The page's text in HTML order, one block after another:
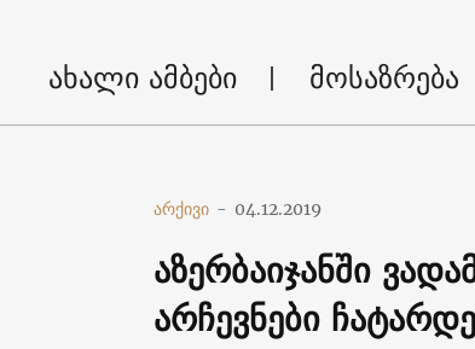
ახალი ამბები მოსაზრება
არქივი - 04.12.2019
აზერბაიჯანში
არჩევნები